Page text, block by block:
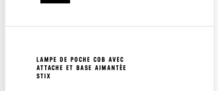
LAMPE DE POCHE COB AVEC
ATTACHE ET BASE AIMANTÉE
STIX